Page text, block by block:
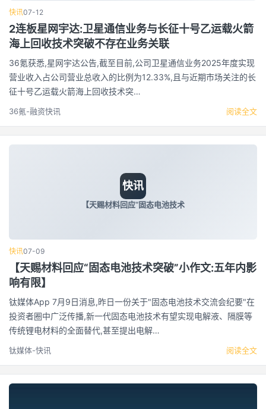
快讯07-12
2连板星网宇达:卫星通信业务与长征十号乙运载火箭
海上回收技术突破不存在业务关联
36氪获悉,星网宇达公告,截至目前,公司卫星通信业务2025年度实现
营业收入占公司营业总收入的比例为12.33%,且与近期市场关注的长
征十号乙运载火箭海上回收技术突…
36氪-融资快讯 阅读全文
快讯
【天赐材料回应“固态电池技术
快讯07-09
【天赐材料回应“固态电池技术突破”小作文:五年内影
响有限】
钛媒体App 7月9日消息,昨日一份关于"固态电池技术交流会纪要"在
投资者圈中广泛传播,新一代固态电池技术有望实现电解液、隔膜等
传统锂电材料的全面替代,甚至提出电解…
钛媒体-快讯 阅读全文